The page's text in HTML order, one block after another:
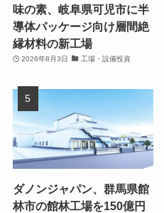
味の素、岐阜県可児市に半
導体パッケージ向け層間絶
縁材料の新工場
2026年8月3日 工場・設備投資
ダノンジャパン、群馬県館
林市の館林工場を150億円